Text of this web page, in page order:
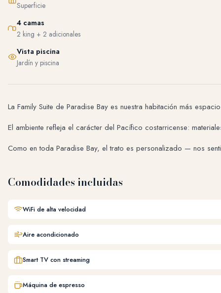
Superficie
4 camas
2 king + 2 adicionales
Vista piscina
Jardín y piscina
La Family Suite de Paradise Bay es nuestra habitación más
El ambiente refleja el carácter del Pacífico costarricense:
Como en toda Paradise Bay, el trato es personalizado — nos
Comodidades incluidas
WiFi de alta velocidad
Aire acondicionado
Smart TV con streaming
Máquina de espresso